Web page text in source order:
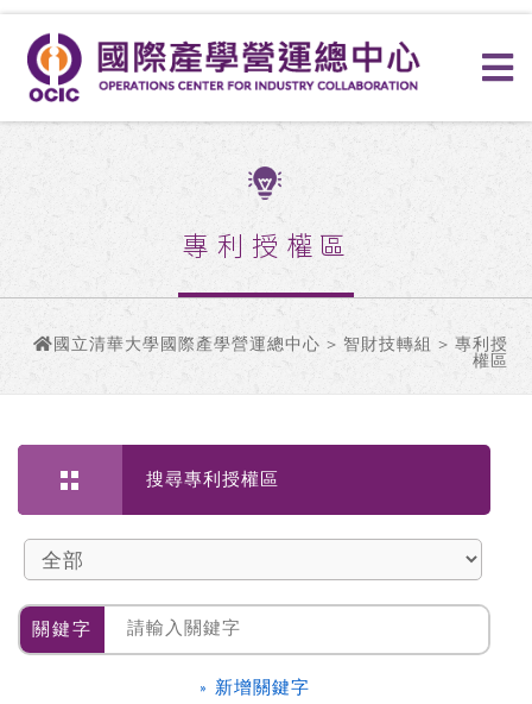
專利授權區
國立清華大學國際產學營運總中心 > 智財技轉組 > 專利授
權區
搜尋專利授權區
關鍵字
» 新增關鍵字